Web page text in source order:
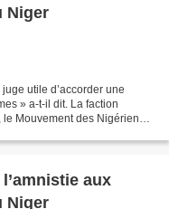
Niger
utile d’accorder une
» a-t-il dit. La faction
Mouvement des Nigériens
aux
Niger